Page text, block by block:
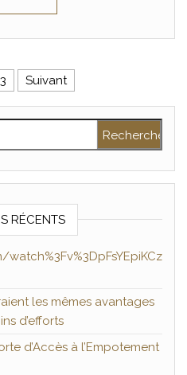
publications
3 Suivant
RÉCENTS
les mêmes avantages
d’efforts
d’Accès à l’Empotement